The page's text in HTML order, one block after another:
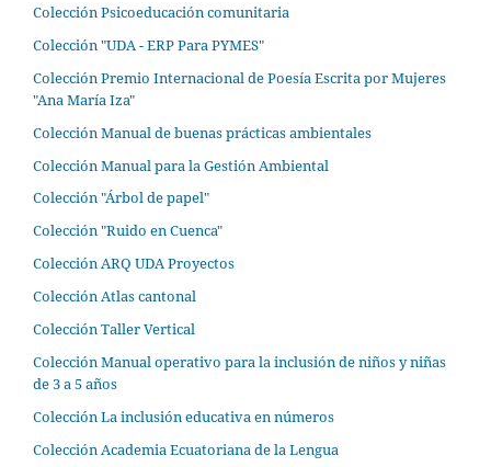
Colección Psicoeducación comunitaria
Colección "UDA - ERP Para PYMES"
Colección Premio Internacional de Poesía Escrita por Mujeres
"Ana María Iza"
Colección Manual de buenas prácticas ambientales
Colección Manual para la Gestión Ambiental
Colección "Árbol de papel"
Colección "Ruido en Cuenca"
Colección ARQ UDA Proyectos
Colección Atlas cantonal
Colección Taller Vertical
Colección Manual operativo para la inclusión de niños y niñas
de 3 a 5 años
Colección La inclusión educativa en números
Colección Academia Ecuatoriana de la Lengua